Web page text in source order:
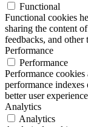
Functional
Functional cookies
sharing the content
feedbacks, and other
Performance
Performance
Performance cookies
performance
better user
Analytics
Analytics